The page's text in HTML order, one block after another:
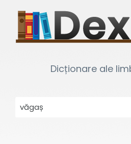
Dicționare ale